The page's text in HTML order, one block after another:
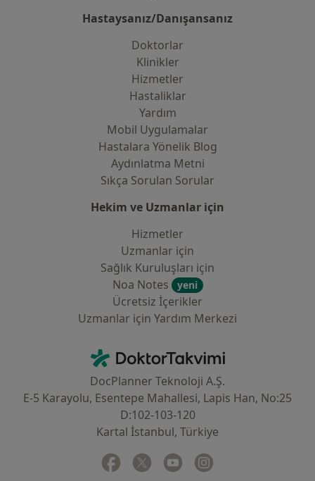
Hastaysanız/Danışansanız
Doktorlar
Klinikler
Hizmetler
Hastaliklar
Yardım
Mobil Uygulamalar
Hastalara Yönelik Blog
Aydınlatma Metni
Sıkça Sorulan Sorular
Hekim ve Uzmanlar için
Hizmetler
Uzmanlar için
Sağlık Kuruluşları için
Noa Notes
yeni
Ücretsiz İçerikler
Uzmanlar için Yardım Merkezi
DoktorTakvimi - Ana Sayfa
DocPlanner Teknoloji A.Ş.
E-5 Karayolu, Esentepe Mahallesi, Lapis Han, No:25
D:102-103-120
Kartal İstanbul, Türkiye
Facebook
yeni bir sekmede açılır
Twitter
yeni bir sekmede açılır
Youtube
yeni bir sekmede açılır